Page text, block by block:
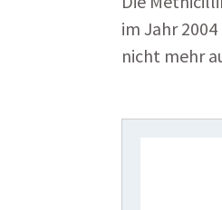
im Jahr
nicht mehr